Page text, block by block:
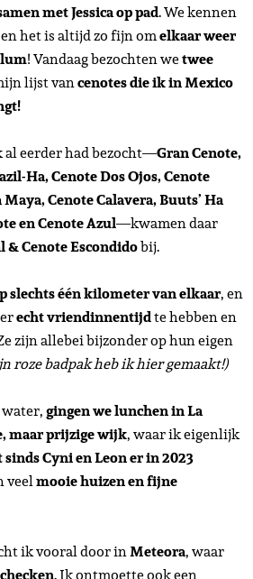
met Jessica op pad. We kennen
het is altijd zo fijn omelkaar weer
! Vandaag bezochten wetwee
lijst vancenotes die ik in Mexico
al eerder had bezocht—Gran Cenote,
Ha, Cenote Dos Ojos, Cenote
Cenote Calavera, Buuts’ Ha
en Cenote Azul—kwamen daar
& Cenote Escondidobij.
slechts één kilometer van elkaar, en
echt vriendinnentijdte hebben en
zijn allebei bijzonder op hun eigen
roze badpak heb ik hier gemaakt!)
gingen we lunchen in La
maar prijzige wijk, waar ik eigenlijk
Cyni en Leon er in 2023
veelmooie huizen en fijne
ik vooral door inMeteora, waar